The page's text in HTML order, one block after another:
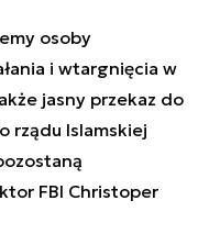
osoby
i wtargnięcia w
jasny przekaz do
rządu Islamskiej
FBI Christoper